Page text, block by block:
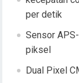
per detik
Sensor
piksel
Dual Pixel